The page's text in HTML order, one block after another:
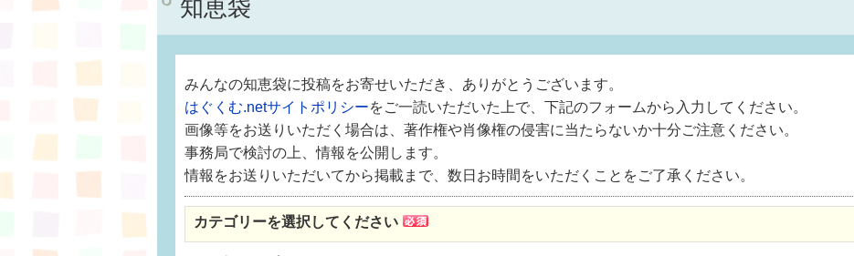
知恵袋
みんなの知恵袋に投稿をお寄せいただき、ありがとうございます。
はぐくむ.netサイトポリシーをご一読いただいた上で、下記のフォームから入力してください。
画像等をお送りいただく場合は、著作権や肖像権の侵害に当たらないか十分ご注意ください。
事務局で検討の上、情報を公開します。
情報をお送りいただいてから掲載まで、数日お時間をいただくことをご了承ください。
カテゴリーを選択してください